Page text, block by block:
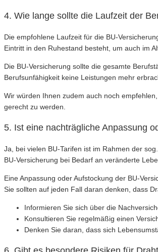
4. Wie lange sollte die Laufzeit der
Die empfohlene Laufzeit für die BU-
Eintritt in den Ruhestand besteht, um auch im
Die BU-Versicherung sollte die gesamte
Berufsunfähigkeit keine Leistungen mehr
Wir würden Ihnen zudem auch noch
gerecht zu werden.
5. Ist eine nachträgliche Anpassung
Ja, bei vielen BU-Tarifen ist im Rahmen der
BU-Versicherung bei Bedarf an veränderte
Eine Anpassung oder Aufstockung der BU-
Sie sollten auf jeden Fall daran denken, dass
Informieren Sie sich über die
Konsultieren Sie regelmäßig einen
Denken Sie daran, dass sich